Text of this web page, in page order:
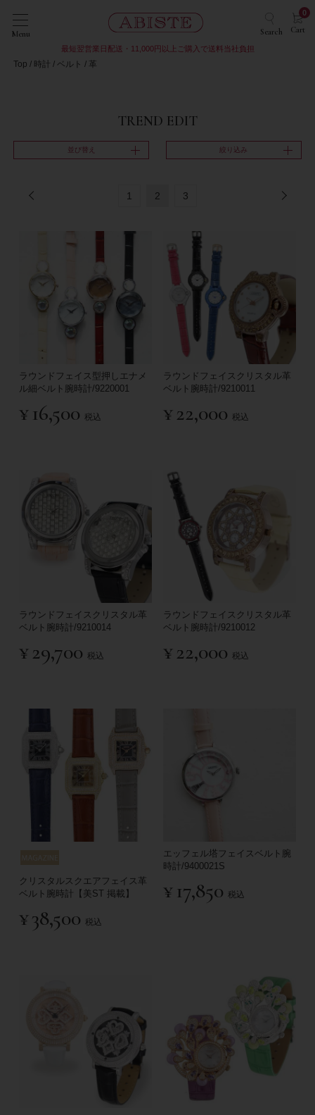
Menu Search Cart
0
最短翌営業日配送・11,000円以上ご購入で送料当社負担
Top 時計 ベルト 革
TREND EDIT
並び替え 絞り込み
1 2 3
ラウンドフェイス型押しエナメ
ル細ベルト腕時計/9220001
¥ 16,500 税込
ラウンドフェイスクリスタル革
ベルト腕時計/9210011
¥22,000 税込
ラウンドフェイスクリスタル革
ベルト腕時計/9210014
¥29,700 税込
ラウンドフェイスクリスタル革
ベルト腕時計/9210012
¥22,000 税込
クリスタルスクエアフェイス革
ベルト腕時計【美ST 掲載】
¥38,500 税込
エッフェル塔フェイスベルト腕
時計/9400021S
¥ 17,850 税込